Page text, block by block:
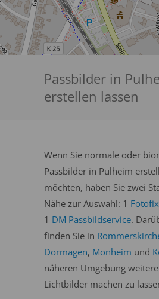
Passbilder in
erstellen lassen
Wenn Sie normale oder
Passbilder in Pulheim
möchten, haben Sie zwei
Nähe zur Auswahl: 1
1 DM Passbildservice.
finden Sie in
Dormagen, Monheim und
näheren Umgebung
Lichtbilder machen zu